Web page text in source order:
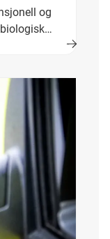
og
aktivitet